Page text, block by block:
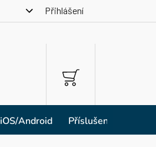
Přihlášení
NÁKUPNÍ
KOŠÍK
iOS/Android Příslušenství